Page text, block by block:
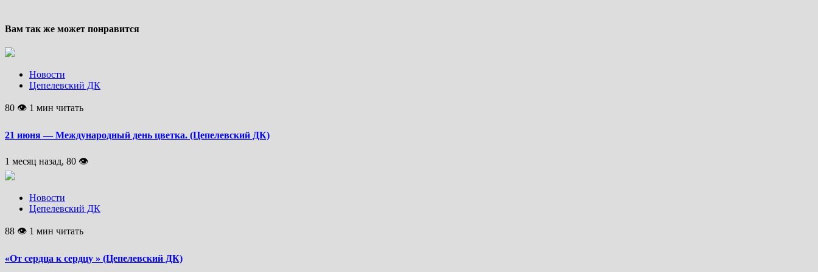
Вам так же может понравится
Новости
Цепелевский ДК
80 👁 1 мин читать
21 июня — Международный день цветка. (Цепелевский ДК)
1 месяц назад, 80 👁
Новости
Цепелевский ДК
88 👁 1 мин читать
«От сердца к сердцу » (Цепелевский ДК)